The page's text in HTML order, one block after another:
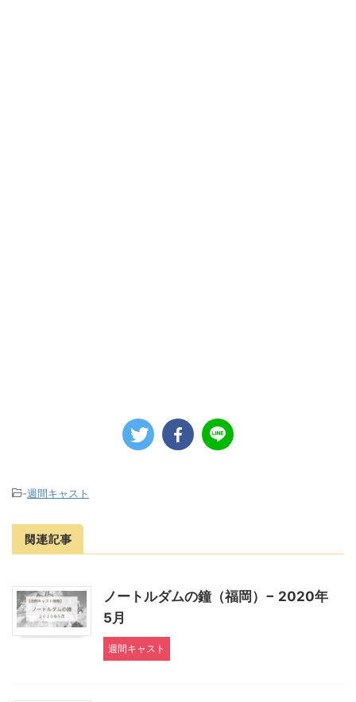
-週間キャスト
関連記事
ノートルダムの鐘（福岡）− 2020年
5月
週間キャスト